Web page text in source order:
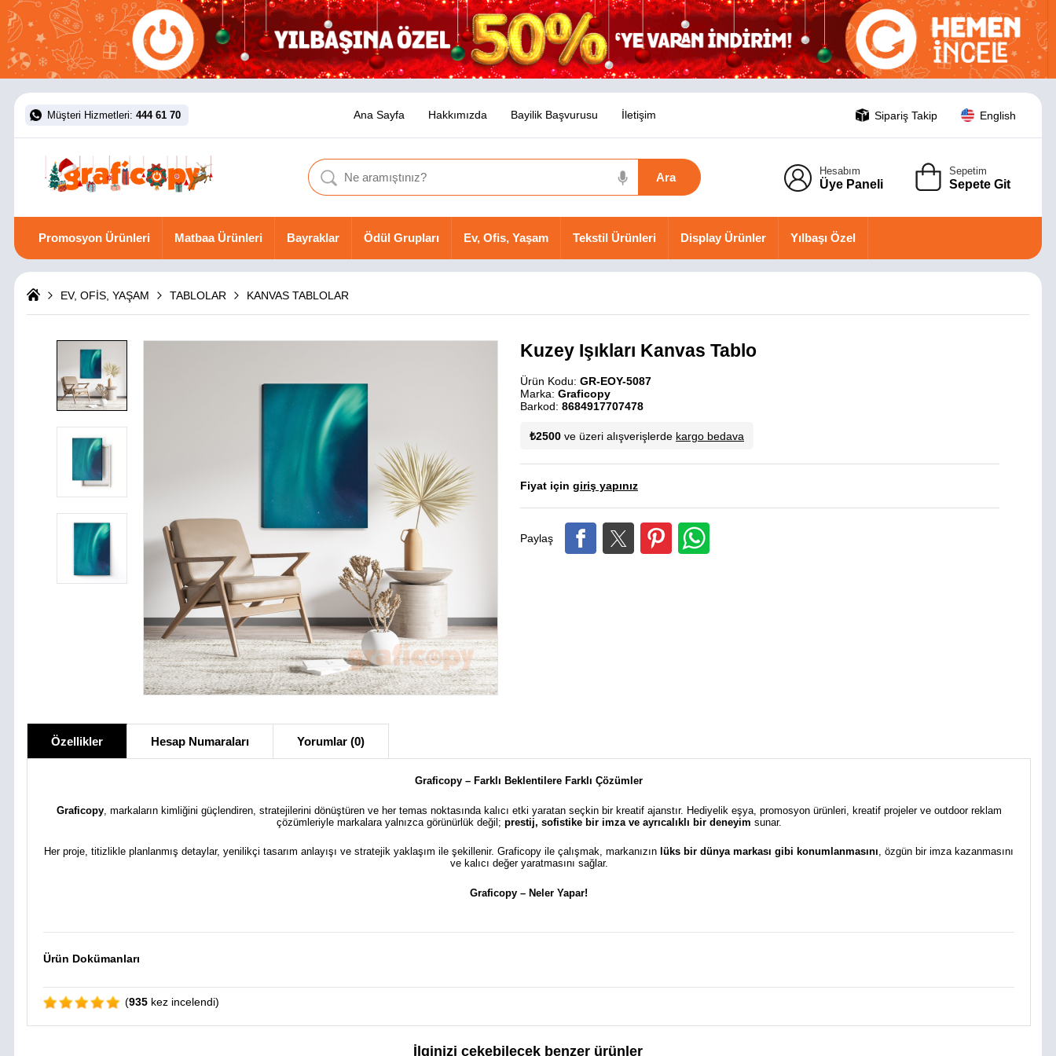
Müşteri Hizmetleri: 444 61 70 Ana Sayfa Hakkımızda Bayilik Başvurusu İletişim Sipariş Takip English
Hesabım
Üye Paneli
Sepetim
Sepete Git
Promosyon Ürünleri Matbaa Ürünleri Bayraklar Ödül Grupları Ev, Ofis, Yaşam Tekstil Ürünleri Display Ürünler Yılbaşı Özel
EV, OFİS, YAŞAM TABLOLAR KANVAS TABLOLAR
Kuzey Işıkları Kanvas Tablo
Ürün Kodu: GR-EOY-5087
Marka: Graficopy
Barkod: 8684917707478
₺2500 ve üzeri alışverişlerde kargo bedava
Fiyat için giriş yapınız
Paylaş
Özellikler Hesap Numaraları Yorumlar (0)
Graficopy – Farklı Beklentilere Farklı Çözümler
Graficopy, markaların kimliğini güçlendiren, stratejilerini dönüştüren ve her temas noktasında kalıcı etki yaratan seçkin bir kreatif ajanstır. Hediyelik eşya, promosyon ürünleri, kreatif projeler ve outdoor reklam
çözümleriyle markalara yalnızca görünürlük değil; prestij, sofistike bir imza ve ayrıcalıklı bir deneyim sunar.
Her proje, titizlikle planlanmış detaylar, yenilikçi tasarım anlayışı ve stratejik yaklaşım ile şekillenir. Graficopy ile çalışmak, markanızın lüks bir dünya markası gibi konumlanmasını, özgün bir imza kazanmasını
ve kalıcı değer yaratmasını sağlar.
Graficopy – Neler Yapar!
Ürün Dokümanları
(935 kez incelendi)
İlginizi çekebilecek benzer ürünler